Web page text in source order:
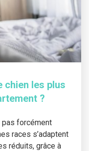
chien les plus
?
pas forcément
races s’adaptent
réduits, grâce à